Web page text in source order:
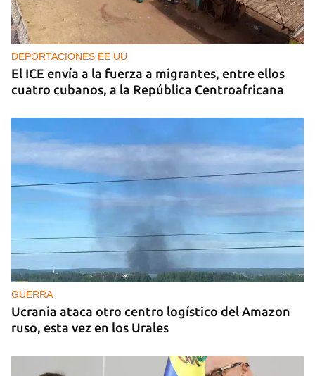
DEPORTACIONES EE UU
El ICE envía a la fuerza a migrantes, entre ellos
cuatro cubanos, a la República Centroafricana
GUERRA
Ucrania ataca otro centro logístico del Amazon
ruso, esta vez en los Urales